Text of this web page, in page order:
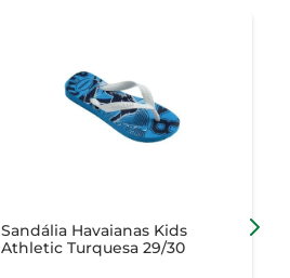
Sandália Havaianas Kids
Athletic Turquesa 29/30